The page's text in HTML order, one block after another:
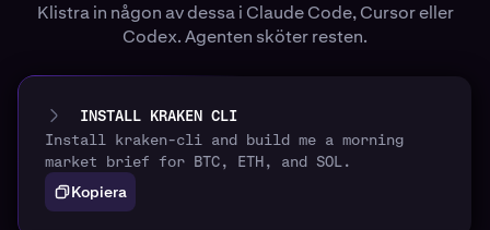
Klistra in någon av dessa i Claude Code, Cursor eller
Codex. Agenten sköter resten.
INSTALL KRAKEN CLI
Install kraken-cli and build me a morning
market brief for BTC, ETH, and SOL.
Kopiera